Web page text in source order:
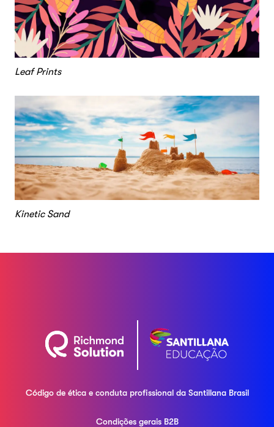
Leaf Prints
Kinetic Sand
Código de ética e conduta profissional daSantillana Brasil
Condições gerais B2B